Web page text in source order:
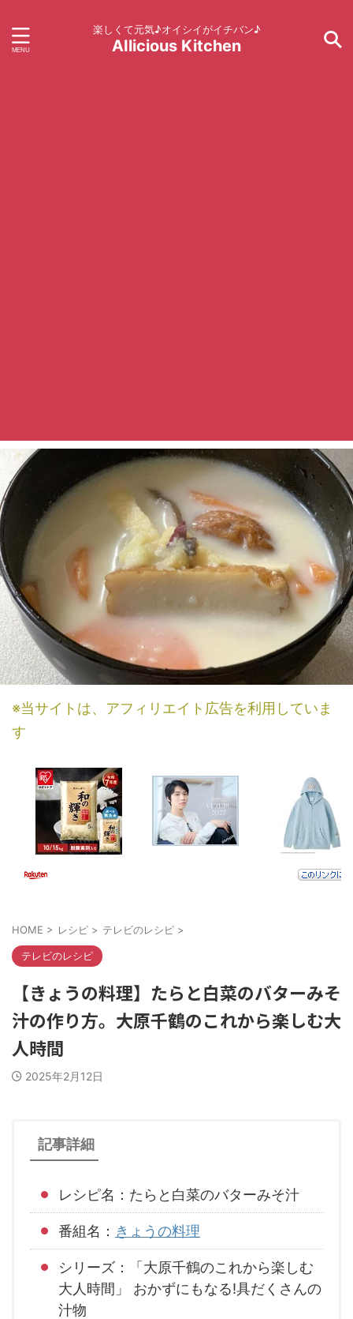
楽しくて元気♪オイシイがイチバン♪
AIlicious Kitchen
※当サイトは、アフィリエイト広告を利用していま
す
HOME > レシピ > テレビのレシピ >
テレビのレシピ
【きょうの料理】たらと白菜のバターみそ
汁の作り方。大原千鶴のこれから楽しむ大
人時間
2025年2月12日
記事詳細
レシピ名：たらと白菜のバターみそ汁
番組名： きょうの料理
シリーズ：「大原千鶴のこれから楽しむ
大人時間」 おかずにもなる!具だくさんの
汁物